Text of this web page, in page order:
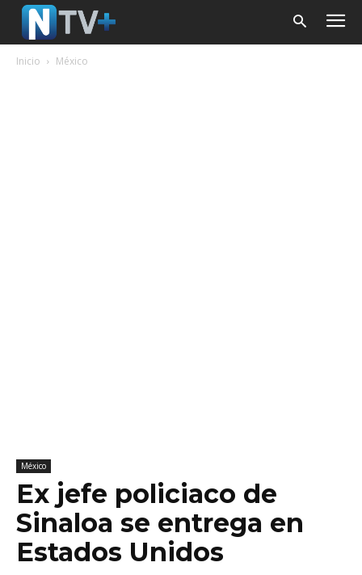
Inicio México
México
Ex jefe policiaco de
Sinaloa se entrega en
Estados Unidos